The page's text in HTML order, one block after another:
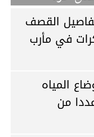
القصف
في مأرب
المياه
من